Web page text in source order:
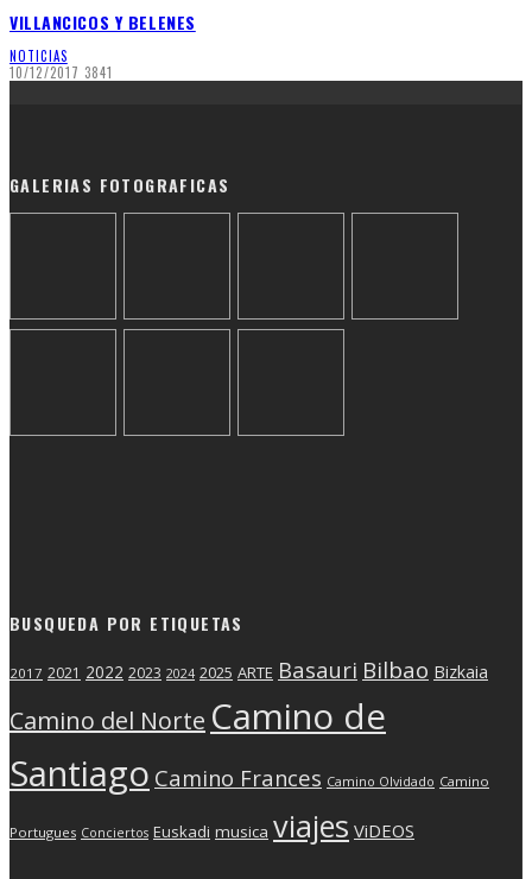
VILLANCICOS Y BELENES
NOTICIAS
10/12/2017 3841
GALERIAS FOTOGRAFICAS
BUSQUEDA POR ETIQUETAS
2017 2021 2022 2023 2024 2025 ARTE Basauri Bilbao Bizkaia
Camino del Norte Camino de
Santiago Camino Frances Camino Olvidado Camino
Portugues Conciertos Euskadi musica viajes ViDEOS